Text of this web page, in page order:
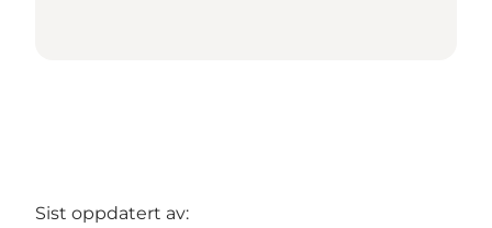
Sist oppdatert av: